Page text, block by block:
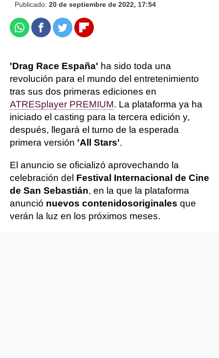
Publicado: 20 de septiembre de 2022, 17:54
WhatsappFacebook
TwitterFlipboard
'Drag Race España' ha sido toda una
revolución para el mundo del entretenimiento
tras sus dos primeras ediciones en
ATRESplayer PREMIUM. La plataforma ya ha
iniciado el casting para la tercera edición y,
después, llegará el turno de la esperada
primera versión 'All Stars'.
El anuncio se oficializó aprovechando la
celebración del Festival Internacional de Cine
de San Sebastián, en la que la plataforma
anunció nuevos contenidosoriginales que
verán la luz en los próximos meses.